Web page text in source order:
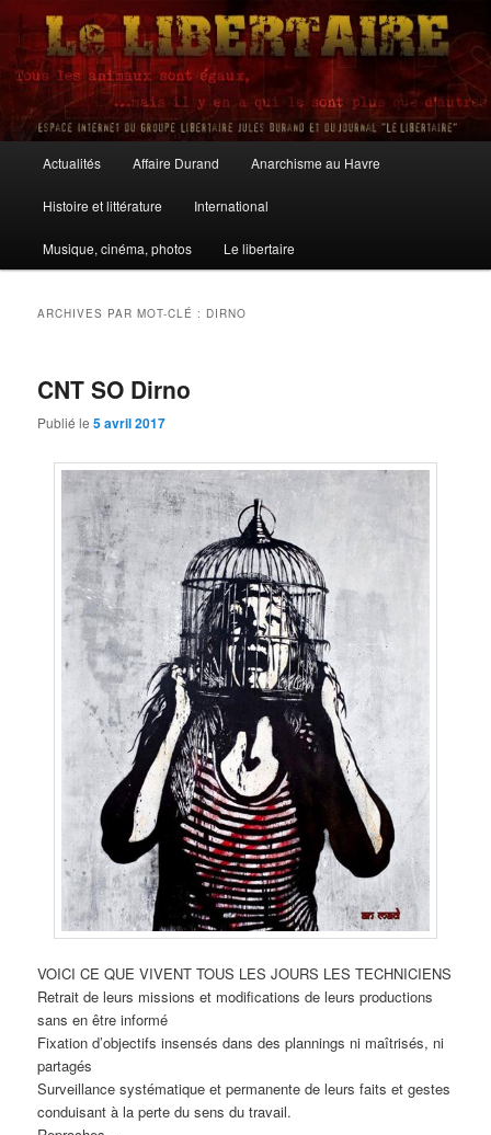
Aller
contenu
principal
Aller
contenu
secondaire
Le Libertaire
principal
Actualités Affaire Durand Anarchisme au Havre
Histoire et littérature International
Musique, cinéma, photos Le libertaire
ARCHIVES PAR MOT-CLÉ : DIRNO
CNT SO Dirno
Publié le5 avril 2017
VOICI CE QUE VIVENT TOUS LES JOURS LES TECHNICIENS
Retrait de leurs missions et modifications de leurs productions
sans en être informé
Fixation d’objectifs insensés dans des plannings ni maîtrisés, ni
partagés
Surveillance systématique et permanente de leurs faits et gestes
conduisant à la perte du sens du travail.